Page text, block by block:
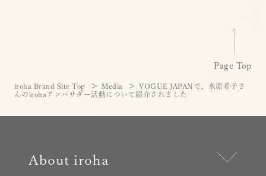
Page Top
iroha Brand Site Top Media
VOGUE JAPANで、水原希子さ
んのirohaアンバサダー活動について紹介されました
About iroha